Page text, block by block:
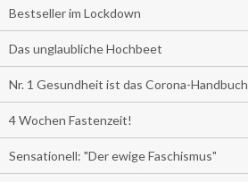
Bestseller im Lockdown
Das unglaubliche Hochbeet
Nr. 1 Gesundheit ist das Corona-Handbuch
4 Wochen Fastenzeit!
Sensationell: "Der ewige Faschismus"